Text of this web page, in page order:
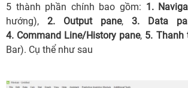
5 thành phần chính bao gồm: 1.
hướng), 2. Output pane, 3. Data
4. Command Line/History pane, 5. Thanh
Bar). Cụ thể như sau